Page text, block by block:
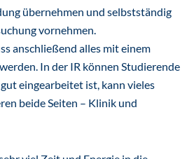
übernehmen und selbstständig
vornehmen.
anschließend alles mit einem
In der IR können Studierende
eingearbeitet ist, kann vieles
beide Seiten – Klinik und